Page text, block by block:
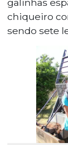
galinhas
chiqueiro
sendo sete